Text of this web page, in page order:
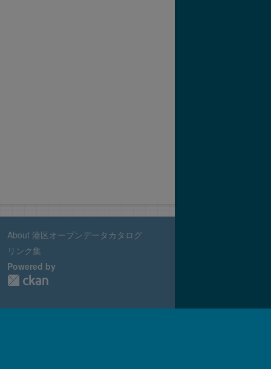
About 港区オープンデータカタログ
リンク集
Powered by